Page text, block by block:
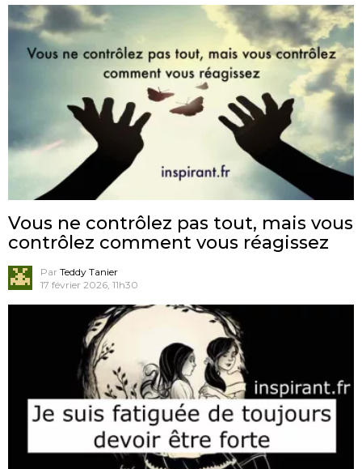
Vous ne contrôlez pas tout, mais vous
contrôlez comment vous réagissez
Par Teddy Tanier
17 février 2026, 11h30